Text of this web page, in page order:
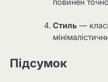
Стиль —
Підсумок